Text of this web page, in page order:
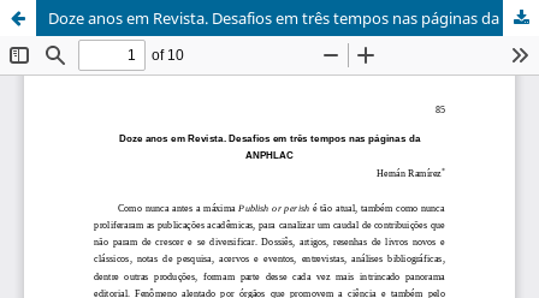
Doze anos em Revista. Desafios em três tempos nas páginas da ANPHLAC